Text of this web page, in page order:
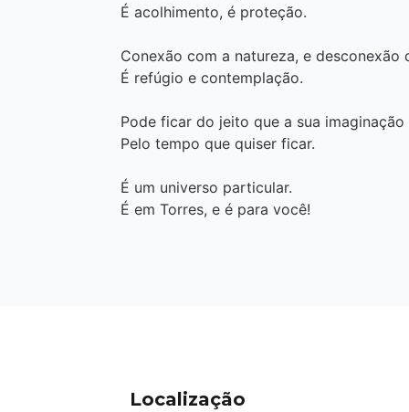
É acolhimento, é proteção.
Conexão com a natureza, e desconexão
É refúgio e contemplação.
Pode ficar do jeito que a sua imaginação
Pelo tempo que quiser ficar.
É um universo particular.
É em Torres, e é para você!
Localização